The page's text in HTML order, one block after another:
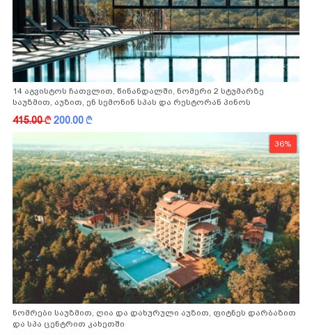
14 აგვისტოს ჩათვლით, წინანდალში, ნომერი 2 სტუმარზე
საუზმით, აუზით, ენ სემონინ სპას და რესტორან პინოს
ფასდაკლებით
415.00k200.00k
36%
ნომრები საუზმით, ღია და დახურული აუზით, ფიტნეს დარბაზით
და სპა ცენტრით კახეთში